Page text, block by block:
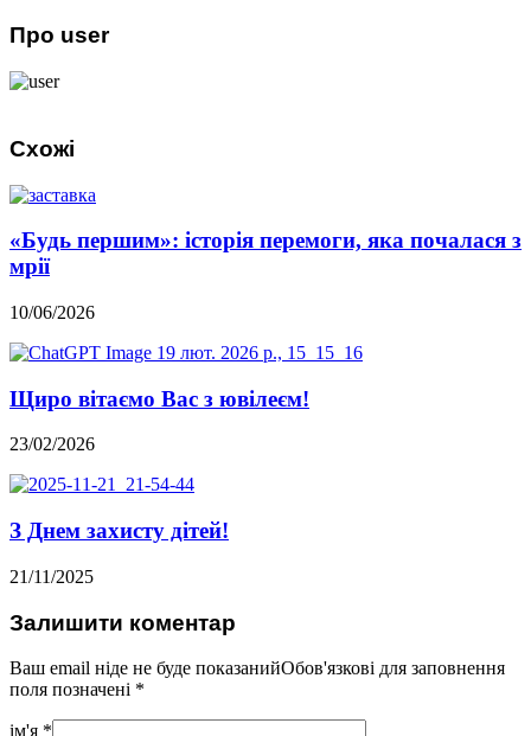
Про user
Схожі
«Будь першим»: історія перемоги, яка почалася з
мрії
10/06/2026
Щиро вітаємо Вас з ювілеєм!
23/02/2026
З Днем захисту дітей!
21/11/2025
Залишити коментар
Ваш email ніде не буде показанийОбов'язкові для заповнення
поля позначені *
ім'я *